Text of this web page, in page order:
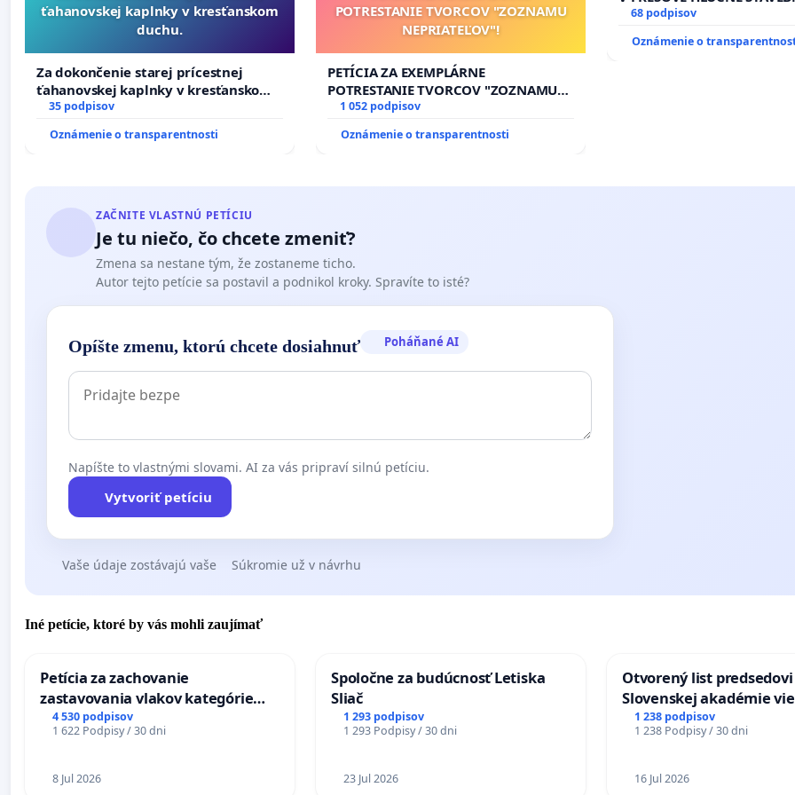
ťahanovskej kaplnky v kresťanskom
duchu.
Za dokončenie starej prícestnej
ťahanovskej kaplnky v kresťanskom
duchu.
35 podpisov
Oznámenie o transparentnosti
POTRESTANIE TVORCOV "ZOZNAMU
NEPRIATEĽOV"!
PETÍCIA ZA EXEMPLÁRNE
POTRESTANIE TVORCOV "ZOZNAMU
NEPRIATEĽOV"!
1 052 podpisov
Oznámenie o transparentnosti
V SOBOTU LEN OD 9.00 DO
8.00 – 18.00 HOD. A
68 podpisov
Oznámenie o
ZAČNITE VLASTNÚ PETÍCIU
Je tu niečo, čo chcete zmeniť?
Zmena sa nestane tým, že zostaneme ticho.
Autor tejto petície sa postavil a podnikol kroky. Spravíte to isté?
Opíšte zmenu, ktorú chcete dosiahnuť Poháňané AI
Napíšte to vlastnými slovami. AI za vás pripraví silnú petíciu.
Vytvoriť petíciu
Vaše údaje zostávajú vaše Súkromie už v návrhu
Iné petície, ktoré by vás mohli zaujímať
Petícia za zachovanie
zastavovania vlakov kategórie
Expres (Ex) TATRAN v železničnej
stanici Púchov
4 530 podpisov
1 622 Podpisy / 30 dni
8 Jul 2026
Spoločne za budúcnosť Letiska
Sliač
1 293 podpisov
1 293 Podpisy / 30 dni
23 Jul 2026
Otvorený list predsedovi
Slovenskej akadémie
mať Vízia Slovenska
chrbticu?
1 238 podpisov
1 238 Podpisy / 30 dni
16 Jul 2026